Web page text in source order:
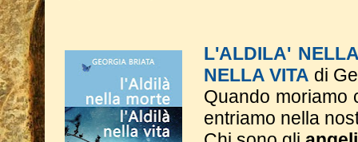
L'ALDILA'
NELLA VITA di
Quando moriamo
entriamo nella